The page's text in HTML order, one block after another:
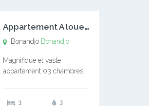
A
ppartement A louer Bonandjo
Bonandjo Bonandjo
Magnifique et vaste
appartement 03 chambres
douches 01 vaste salon 01
3
3